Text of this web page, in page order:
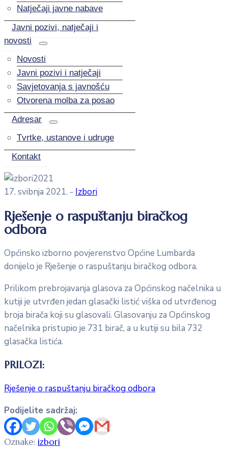
Natječaji javne nabave
Javni pozivi, natječaji i
novosti
Novosti
Javni pozivi i natječaji
Savjetovanja s javnošću
Otvorena molba za posao
Adresar
Tvrtke, ustanove i udruge
Kontakt
17. svibnja 2021. - Izbori
Rješenje o raspuštanju biračkog
odbora
Općinsko izborno povjerenstvo Općine Lumbarda
donijelo je Rješenje o raspuštanju biračkog odbora.
Prilikom prebrojavanja glasova za Općinskog načelnika u
kutiji je utvrđen jedan glasački listić viška od utvrđenog
broja birača koji su glasovali. Glasovanju za Općinskog
načelnika pristupio je 731 birač, a u kutiji su bila 732
glasačka listića.
PRILOZI:
Rješenje o raspuštanju biračkog odbora
Podijelite sadržaj:
Oznake: izbori